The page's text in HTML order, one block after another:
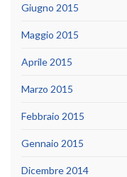
Giugno 2015
Maggio 2015
Aprile 2015
Marzo 2015
Febbraio 2015
Gennaio 2015
Dicembre 2014